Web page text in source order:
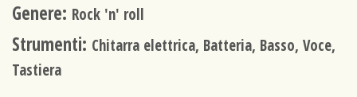
Genere: Rock 'n' roll
Strumenti: Chitarra elettrica, Batteria, Basso, Voce,
Tastiera